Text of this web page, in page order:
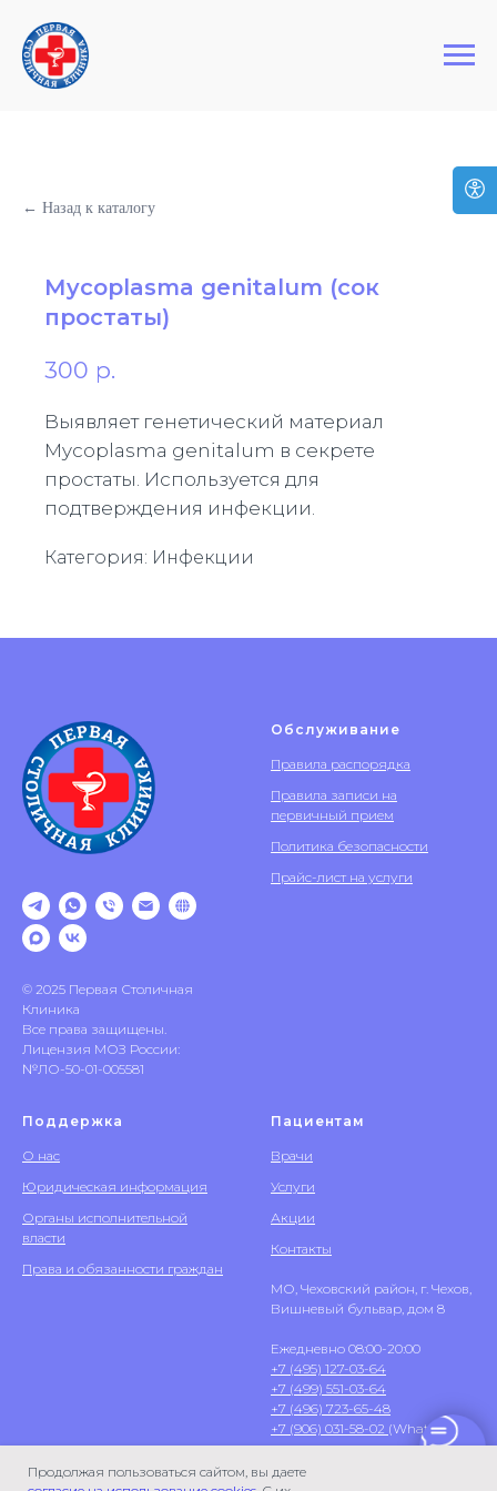
Первая Столичная Клиника
Продолжая пользоваться сайтом, вы даете
← Назад к каталогу
Мycoplasma genitalum (сок
простаты)
300 р.
Выявляет генетический материал
Мycoplasma genitalum в секрете
простаты. Используется для
подтверждения инфекции.
Категория: Инфекции
© 2025 Первая Столичная
Клиника
Все права защищены.
Лицензия МОЗ России:
№ЛО-50-01-005581
Обслуживание
Правила распорядка
Правила записи на
первичный прием
Политика безопасности
Прайс-лист на услуги
Поддержка
О нас
Юридическая информация
Органы исполнительной
власти
Права и обязанности граждан
Пациентам
Врачи
Услуги
Акции
Контакты
МО, Чеховский район, г. Чехов,
Вишневый бульвар, дом 8
Ежедневно 08:00-20:00
+7 (495) 127-03-64
+7 (499) 551-03-64
+7 (496) 723-65-48
+7 (906) 031-58-02 (WhatsApp)